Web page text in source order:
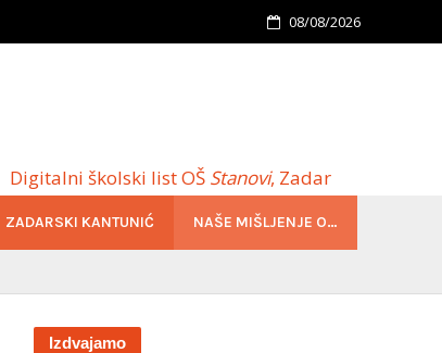
08/08/2026
Digitalni školski list OŠStanovi, Zadar
ZADARSKI KANTUNIĆ NAŠE MIŠLJENJE O…
Izdvajamo